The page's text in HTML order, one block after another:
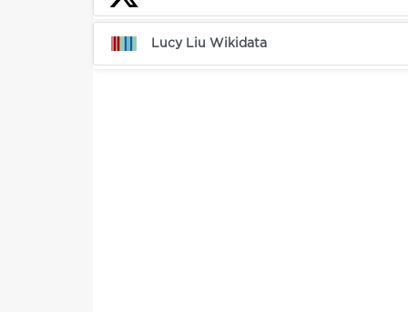
Lucy Liu Wikidata